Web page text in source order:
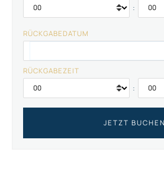
:
RÜCKGABEDATUM
RÜCKGABEZEIT
: